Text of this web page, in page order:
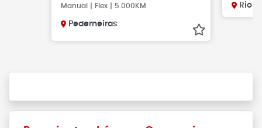
Manual | Flex | 5.000KM
Pederneiras
Rio